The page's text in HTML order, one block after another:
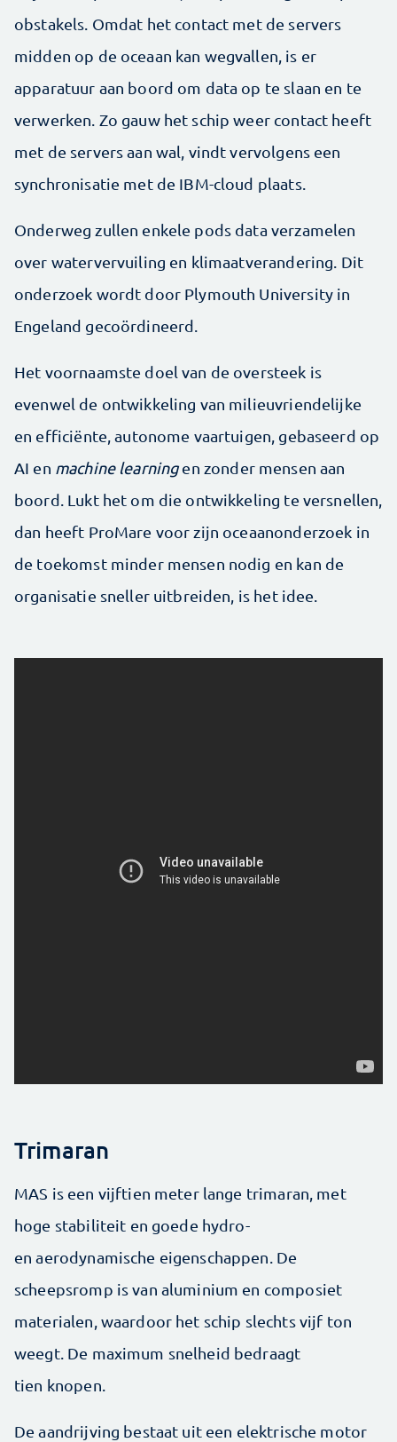
obstakels. Omdat het contact met de servers
midden op de oceaan kan wegvallen, is er
apparatuur aan boord om data op te slaan en te
verwerken. Zo gauw het schip weer contact heeft
met de servers aan wal, vindt vervolgens een
synchronisatie met de IBM-cloud plaats.
Onderweg zullen enkele pods data verzamelen
over watervervuiling en klimaatverandering. Dit
onderzoek wordt door Plymouth University in
Engeland gecoördineerd.
Het voornaamste doel van de oversteek is
evenwel de ontwikkeling van milieuvriendelijke
en efficiënte, autonome vaartuigen, gebaseerd op
AI en machine learningen zonder mensen aan
boord. Lukt het om die ontwikkeling te versnellen,
dan heeft ProMare voor zijn oceaanonderzoek in
de toekomst minder mensen nodig en kan de
organisatie sneller uitbreiden, is het idee.
Trimaran
MAS is een vijftien meter lange trimaran, met
hoge stabiliteit en goede hydro-
en aerodynamische eigenschappen. De
scheepsromp is van aluminium en composiet
materialen, waardoor het schip slechts vijf ton
weegt. De maximum snelheid bedraagt
tien knopen.
De aandrijving bestaat uit een elektrische motor